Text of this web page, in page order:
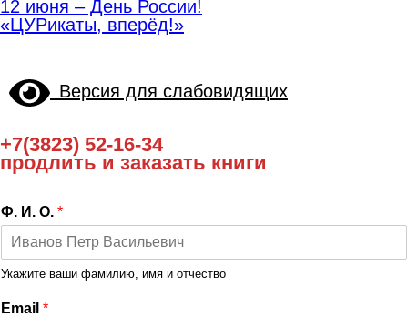
12 июня – День России!
«ЦУРикаты, вперёд!»
Версия для слабовидящих
+7(3823) 52-16-34
продлить и заказать книги
Ф. И. О. *
Укажите ваши фамилию, имя и отчество
Email *